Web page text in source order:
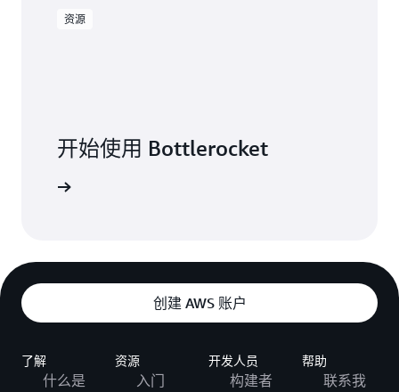
资源
开始使用 Bottlerocket
创建 AWS 账户
了解
什么是
资源
入门
开发人员
构建者
帮助
联系我